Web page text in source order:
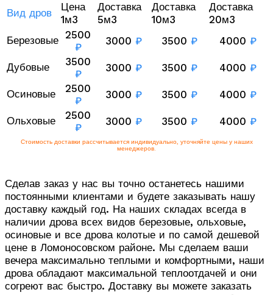
Вид дров
Цена
1м3
Доставка
5м3
Доставка
10м3
Доставка
20м3
Березовые 2500
₽
3000 ₽ 3500 ₽ 4000 ₽
Дубовые
3500
₽
3000 ₽ 3500 ₽ 4000 ₽
Осиновые
2500
₽
3000 ₽ 3500 ₽ 4000 ₽
Ольховые
2500
₽
3000 ₽ 3500 ₽ 4000 ₽
Стоимость доставки рассчитывается индивидуально, уточняйте цены у наших
менеджеров.
Сделав заказ у нас вы точно останетесь нашими
постоянными клиентами и будете заказывать нашу
доставку каждый год. На наших складах всегда в
наличии дрова всех видов березовые, ольховые,
осиновые и все дрова колотые и по самой дешевой
цене в Ломоносовском районе. Мы сделаем ваши
вечера максимально теплыми и комфортными, наши
дрова обладают максимальной теплоотдачей и они
согреют вас быстро. Доставку вы можете заказать